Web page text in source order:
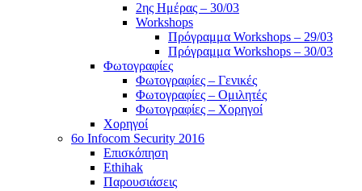
2ης Ημέρας – 30/03
Workshops
Πρόγραμμα Workshops – 29/03
Πρόγραμμα Workshops – 30/03
Φωτογραφίες
Φωτογραφίες – Γενικές
Φωτογραφίες – Ομιλητές
Φωτογραφίες – Χορηγοί
Χορηγοί
6o Infocom Security 2016
Επισκόπηση
Ethihak
Παρουσιάσεις